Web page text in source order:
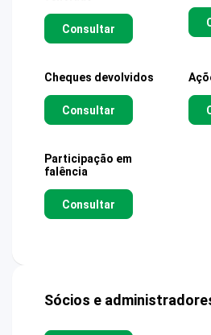
Consultar
Cheques devolvidos
Consultar
Participação em
falência
Consultar
Sócios e